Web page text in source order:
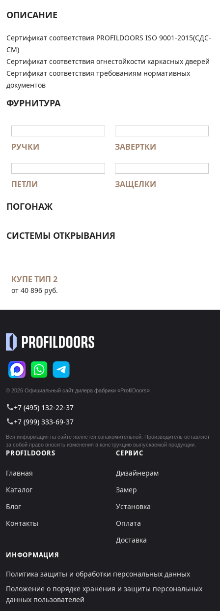
ОПИСАНИЕ
Сертификат соответствия PROFILDOORS ISO 9001-2015(СДС-
СМ)
Сертификат соответствия огнестойкости каркасных дверей
Сертификат соответствия требованиям нормативных
документов
ФУРНИТУРА
РУЧКИ ЗАВЕРТКИ
ПЕТЛИ ЗАЩЕЛКИ
ПОГОНАЖ
СИСТЕМЫ ОТКРЫВАНИЯ
КУПЕ ТИП 2
от 40 896 руб.
© 2026 Официальный сайт дилера фабрики «ProfilDoors»
call+7 (495) 132-22-37
call+7 (999) 333-69-37
Вся информация на сайте является ознакомительной. Производитель оставляет
за собой право вносить изменения в конструкцию выпускаемой продукции.
PROFILDOORS
Главная
Каталог
Блог
Контакты
СЕРВИС
Дизайнерам
Замер
Установка
Оплата
Доставка
ИНФОРМАЦИЯ
Политика защиты и обработки персональных данных
Положение о порядке хранения и защиты персональных
данных пользователей